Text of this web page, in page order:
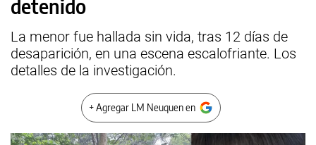
detenido
La menor fue hallada sin vida, tras 12 días de
desaparición, en una escena escalofriante. Los
detalles de la investigación.
+ Agregar LM Neuquen en